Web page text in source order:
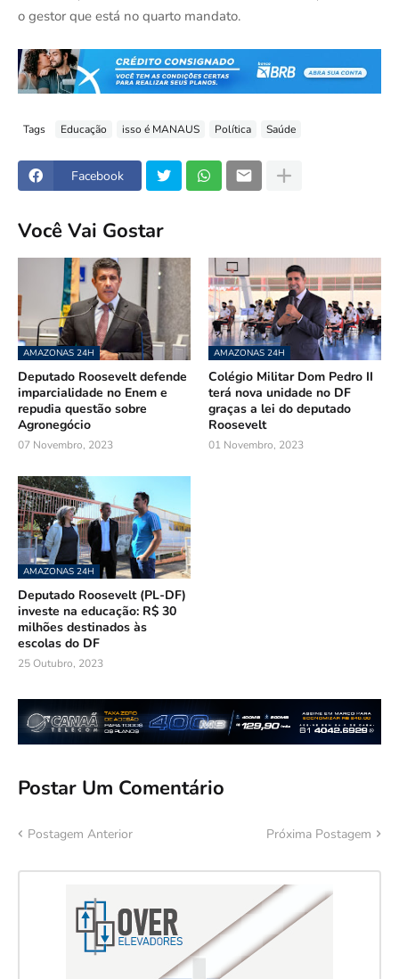
o gestor que está no quarto mandato.
Tags Educação isso é MANAUS Política Saúde
Facebook
Você Vai Gostar
AMAZONAS 24H
Deputado Roosevelt defende
imparcialidade no Enem e
repudia questão sobre
Agronegócio
07 Novembro, 2023
AMAZONAS 24H
Colégio Militar Dom Pedro II
terá nova unidade no DF
graças a lei do deputado
Roosevelt
01 Novembro, 2023
AMAZONAS 24H
Deputado Roosevelt (PL-DF)
investe na educação: R$ 30
milhões destinados às
escolas do DF
25 Outubro, 2023
Postar Um Comentário
Postagem Anterior Próxima Postagem